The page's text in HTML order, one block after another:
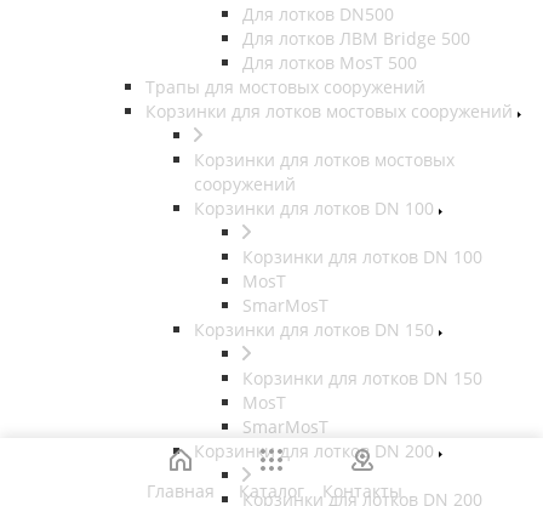
Для лотков DN500
Для лотков ЛВМ Bridge 500
Для лотков MosT 500
Трапы для мостовых сооружений
Корзинки для лотков мостовых сооружений
Корзинки для лотков мостовых
сооружений
Корзинки для лотков DN 100
Корзинки для лотков DN 100
MosT
SmarMosT
Корзинки для лотков DN 150
Корзинки для лотков DN 150
MosT
SmarMosT
Корзинки для лотков DN 200
Корзинки для лотков DN 200
Главная Каталог Контакты